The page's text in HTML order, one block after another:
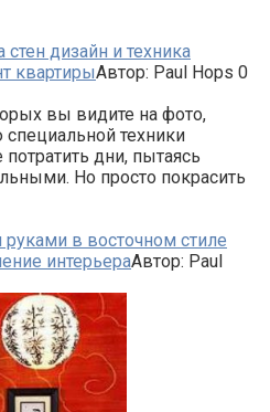
дизайн и техника
квартирыАвтор: Paul Hops 0
вы видите на фото,
техники
дни, пытаясь
Но просто покрасить
в восточном стиле
интерьераАвтор: Paul